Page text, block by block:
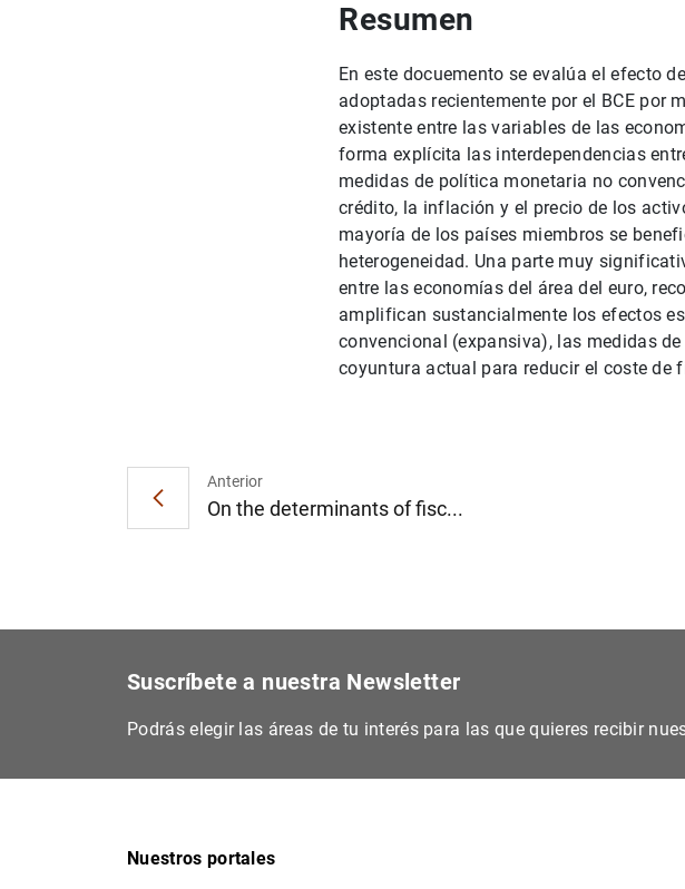
Resumen
En este docuemento se evalúa el efecto
adoptadas recientemente por el BCE por
existente entre las variables de las
forma explícita las interdependencias
medidas de política monetaria no
crédito, la inflación y el precio de los
mayoría de los países miembros se
heterogeneidad. Una parte muy
entre las economías del área del euro,
amplifican sustancialmente los efectos
convencional (expansiva), las medidas
coyuntura actual para reducir el coste de
Anterior
On the determinants of fisc...
Suscríbete a nuestra Newsletter
Podrás elegir las áreas de tu interés para las que quieres recibir
Nuestros portales